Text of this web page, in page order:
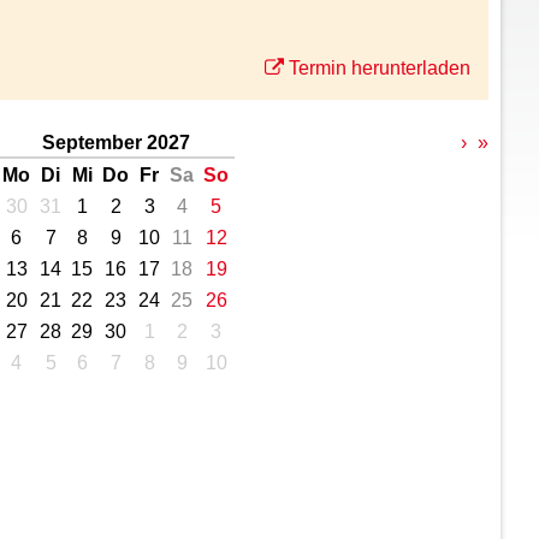
Termin herunterladen
September 2027
Mo
Di Mi Do Fr Sa So
30
31 1 2 3 4
5
6
7 8 9 10 11
12
13
14 15 16 17 18
19
20
21 22 23 24 25
26
27
28 29 30 1 2
3
4
5 6 7 8 9 10
› »